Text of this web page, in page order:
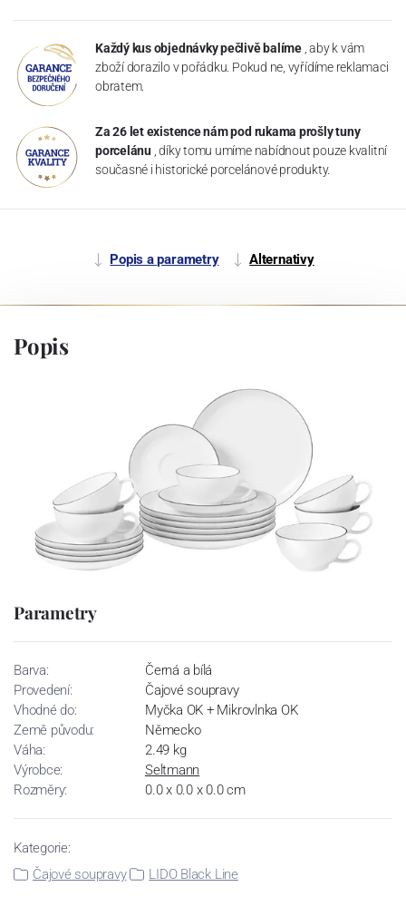
Každý kus objednávky pečlivě balíme , aby k vám
zboží dorazilo v pořádku. Pokud ne, vyřídíme reklamaci
obratem.
Za 26 let existence nám pod rukama prošly tuny
porcelánu , díky tomu umíme nabídnout pouze kvalitní
současné i historické porcelánové produkty.
Popis a parametry Alternativy
Popis
Parametry
Barva:
Černá a bílá
Provedení:
Čajové soupravy
Vhodné do:
Myčka OK + Mikrovlnka OK
Země původu:
Německo
Váha:
2.49 kg
Výrobce:
Seltmann
Rozměry:
0.0 x 0.0 x 0.0 cm
Kategorie:
Čajové soupravy
LIDO Black Line